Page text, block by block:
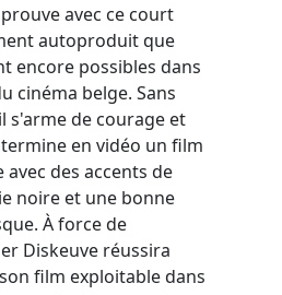
avec ce court
autoproduit que
encore possibles dans
cinéma belge. Sans
s'arme de courage et
en vidéo un film
des accents de
noire et une bonne
À force de
Diskeuve réussira
film exploitable dans